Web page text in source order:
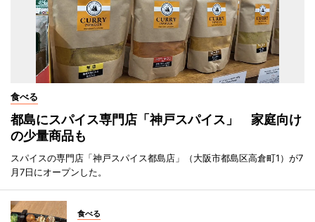
食べる
都島にスパイス専門店「神戸スパイス」 家庭向け
の少量商品も
スパイスの専門店「神戸スパイス都島店」（大阪市都島区高倉町1）が7
月7日にオープンした。
食べる